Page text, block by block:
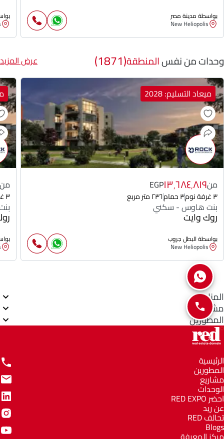
بواسطة مدينة مصر
New Heliopolis
وحدات من نفسالمنطقة(1871) عرض المزيد
ميعاد التسليم: 2028
من١٣٬٦٨٤٬٨١٩EGP
٣ غرفة نوم ٣ حمام ٢٣٦ متر مربع
بنت هاوس - سكني
روك وايت
بواسطة البطل جروب
New Heliopolis
من
٣ غرفة نوم
المناطق
مشاريع
المطورين
الرئيسية
المطورين
مشاريع
الوحدات
احضر RED EXPO
عن ريد
تحالف RED
Blogs
مركز المعرفة